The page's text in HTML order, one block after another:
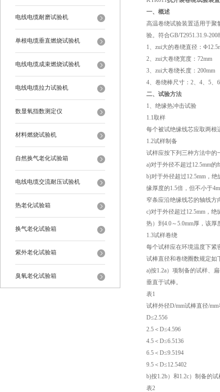
电线电缆耐磨试验机
单根电缆垂直燃烧试验机
电线电缆成束燃烧试验机
电线电缆拉力试验机
数显氧指数测定仪
材料燃烧试验机
自然换气老化试验箱
电线电缆交流耐压试验机
热老化试验箱
换气老化试验箱
紫外老化试验箱
臭氧老化试验箱
一、概述
高温卷绕试验装置适用于聚
验。符合GB/T2951.31.9-
1、zui大的卷绕直径：
2、zui大卷绕宽度：72mm
3、zui大卷绕长度：200mm
4、卷绕棒尺寸：2、4、5、
二、试验方法
1、绝缘热冲击试验
1.1取样
每个被试绝缘线芯应取两根
1.2试样制备
试样应按下列三种方法中的
a)对于外径不超过12.5mm
b)对于外径超过12.5mm，
缘厚度的1.5倍，但不小于
窄条应沿绝缘线芯的轴线方
c)对于外径超过12.5mm，
热）到4.0～5.0mm厚，该
1.3试样卷绕
每个试样应在环境温度下紧
试棒直径和卷绕圈数规定如
a)按1.2a）项制备的试样、
垂直于试棒。
表1
试样外径D/mm试棒直径/
D≤2.556
2.5＜D≤4.596
4.5＜D≤6.5136
6.5＜D≤9.5194
9.5＜D≤12.5402
b)按1.2b）和1.2c）制备的
表2